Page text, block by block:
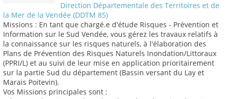
Direction Départementale des Territoires et de
la Mer de la Vendée (DDTM 85)
Missions : En tant que chargé.e d'étude Risques - Prévention et
Information sur le Sud Vendée, vous gérez les travaux relatifs à
la connaissance sur les risques naturels, à l'élaboration des
Plans de Prévention des Risques Naturels Inondation/Littoraux
(PPRI/L) et au suivi de leur mise en application prioritairement
sur la partie Sud du département (Bassin versant du Lay et
Marais Poitevin).
Vos Missions principales sont :